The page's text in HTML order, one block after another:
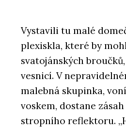
PRODUKTY
Okenní a dveřní
izolací MB-86N -
Vystavili tu malé
plexiskla, které by
svatojánských
vesnicí. V
malebná skupinka,
voskem, dostane
stropního reflektoru.